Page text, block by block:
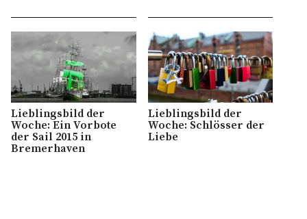
Lieblingsbild der
Woche: Ein Vorbote
der Sail 2015 in
Bremerhaven
Lieblingsbild der
Woche: Schlösser der
Liebe